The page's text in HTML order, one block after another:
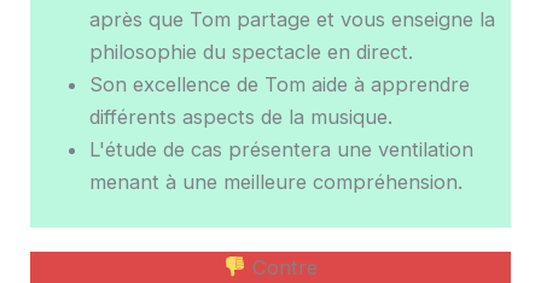
après que Tom partage et vous enseigne la
philosophie du spectacle en direct.
Son excellence de Tom aide à apprendre
différents aspects de la musique.
L'étude de cas présentera une ventilation
menant à une meilleure compréhension.
Contre